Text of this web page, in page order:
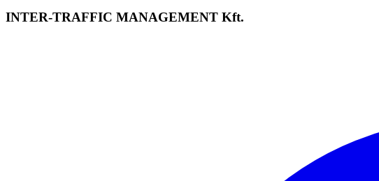
INTER-TRAFFIC MANAGEMENT Kft.